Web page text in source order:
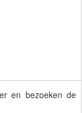
en bezoeken de